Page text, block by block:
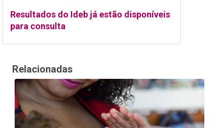
Resultados do Ideb já estão disponíveis
para consulta
Relacionadas